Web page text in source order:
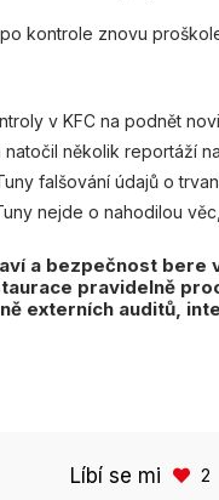
kontrole znovu
v KFC na podnět
několik reportáží
falšování údajů o
nejde o nahodilou
a bezpečnost
pravidelně
externích auditů,
Líbí se mi 2